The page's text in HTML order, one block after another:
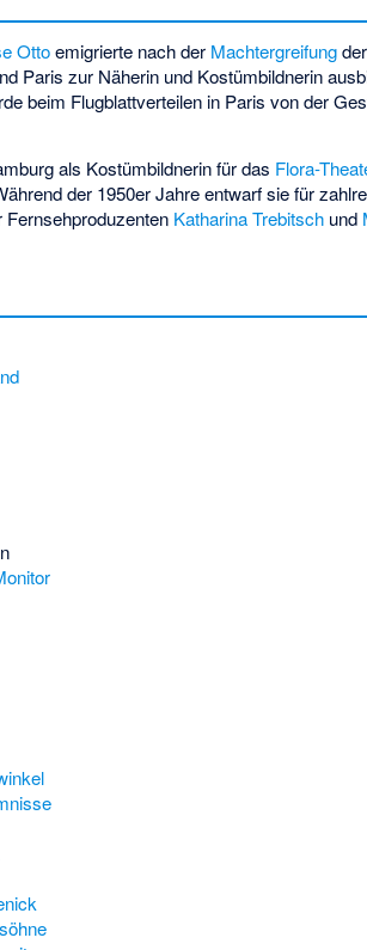
Ottoemigrierte nach der Machtergreifung
Paris zur Näherin und Kostümbildnerin
beim Flugblattverteilen in Paris von der
als Kostümbildnerin für das Flora-
der 1950er Jahre entwarf sie für
Katharina Trebitsch und